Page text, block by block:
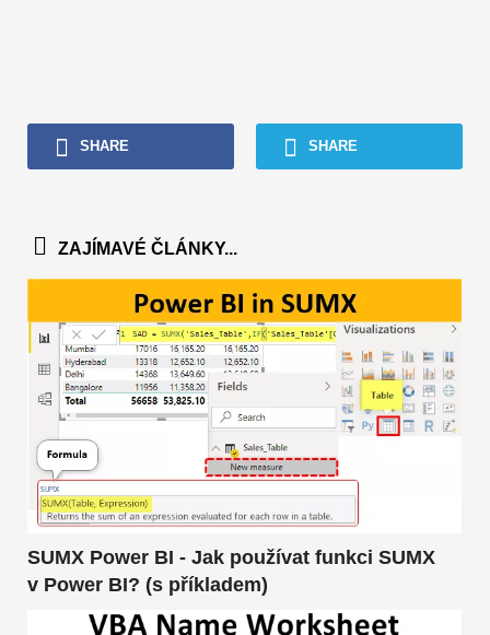
SHARE SHARE
ZAJÍMAVÉ ČLÁNKY...
SUMX Power BI - Jak používat funkci SUMX
v Power BI? (s příkladem)